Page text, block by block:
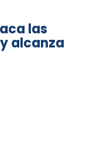
las
alcanza